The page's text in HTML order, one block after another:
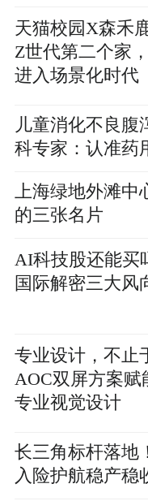
天猫校园X森禾
Z世代第二个家
进入场景化时代
儿童消化不良腹
科专家：认准药
上海绿地外滩
的三张名片
AI科技股还能买
国际解密三大风
专业设计，不止
AOC双屏方案赋
专业视觉设计
长三角标杆落地
入险护航稳产稳